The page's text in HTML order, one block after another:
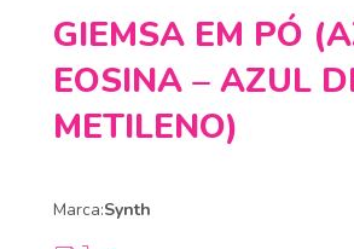
GIEMSA EM PÓ
EOSINA – AZUL
METILENO)
Marca:Synth